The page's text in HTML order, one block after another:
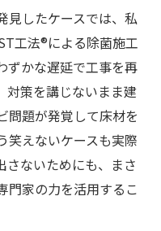
見したケースでは、私
工法®による除菌施工
ずかな遅延で工事を再
対策を講じないまま建
問題が発覚して床材を
えないケースも実際
さないためにも、まさ
門家の力を活用するこ